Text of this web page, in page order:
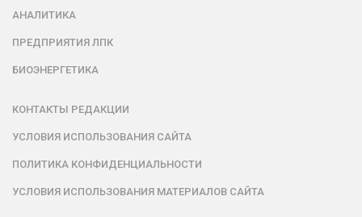
АНАЛИТИКА
ПРЕДПРИЯТИЯ ЛПК
БИОЭНЕРГЕТИКА
КОНТАКТЫ РЕДАКЦИИ
УСЛОВИЯ ИСПОЛЬЗОВАНИЯ САЙТА
ПОЛИТИКА КОНФИДЕНЦИАЛЬНОСТИ
УСЛОВИЯ ИСПОЛЬЗОВАНИЯ МАТЕРИАЛОВ САЙТА